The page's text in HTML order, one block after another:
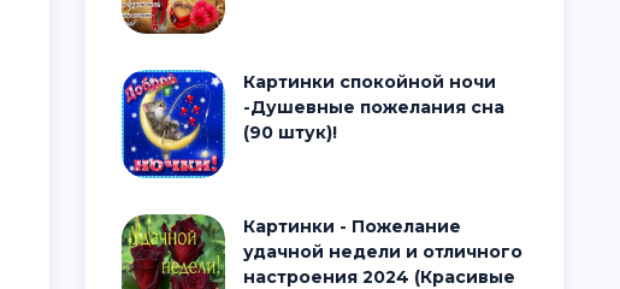
Картинки спокойной ночи
-Душевные пожелания сна
(90 штук)!
Картинки - Пожелание
удачной недели и отличного
настроения 2024 (Красивые